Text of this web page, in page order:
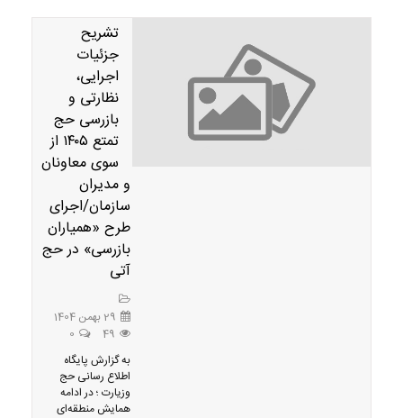
تشریح
جزئیات
اجرایی،
نظارتی و
بازرسی حج
تمتع ۱۴۰۵ از
سوی معاونان
و مدیران
سازمان/اجرای
طرح «همیاران
بازرسی» در حج
آتی
29 بهمن 1404
49
0
به گزارش پایگاه
اطلاع رسانی حج
وزیارت ؛ در ادامه
همایش منطقه‌ای